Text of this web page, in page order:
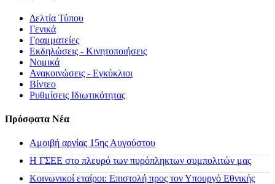
Δελτία Τύπου
Γενικά
Γραμματείες
Εκδηλώσεις - Κινητοποιήσεις
Νομικά
Ανακοινώσεις - Εγκύκλιοι
Βίντεο
Ρυθμίσεις Ιδιωτικότητας
Πρόσφατα Νέα
Αμοιβή αργίας 15ης Αυγούστου
H ΓΣΕΕ στο πλευρό των πυρόπληκτων συμπολιτών μας
Κοινωνικοί εταίροι: Επιστολή προς τον Υπουργό Εθνικής